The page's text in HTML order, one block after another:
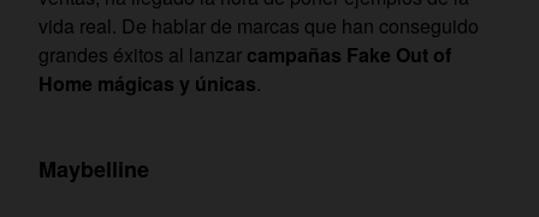
vida real. De hablar de marcas que han conseguido
grandes éxitos al lanzar campañas Fake Out of
Home mágicas y únicas.
Maybelline